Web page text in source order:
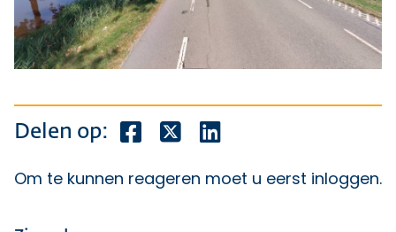
Delen op: Deel dit bericht op Facebook
Deel dit bericht op X
Om te kunnen reageren moet u eerst inloggen.